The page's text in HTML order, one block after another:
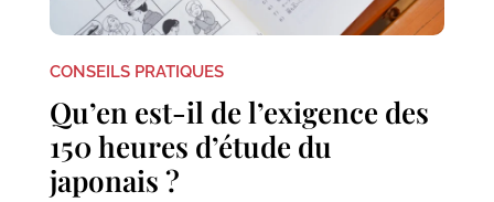
CONSEILS PRATIQUES
Qu’en est-il de l’exigence des
150 heures d’étude du
japonais ?